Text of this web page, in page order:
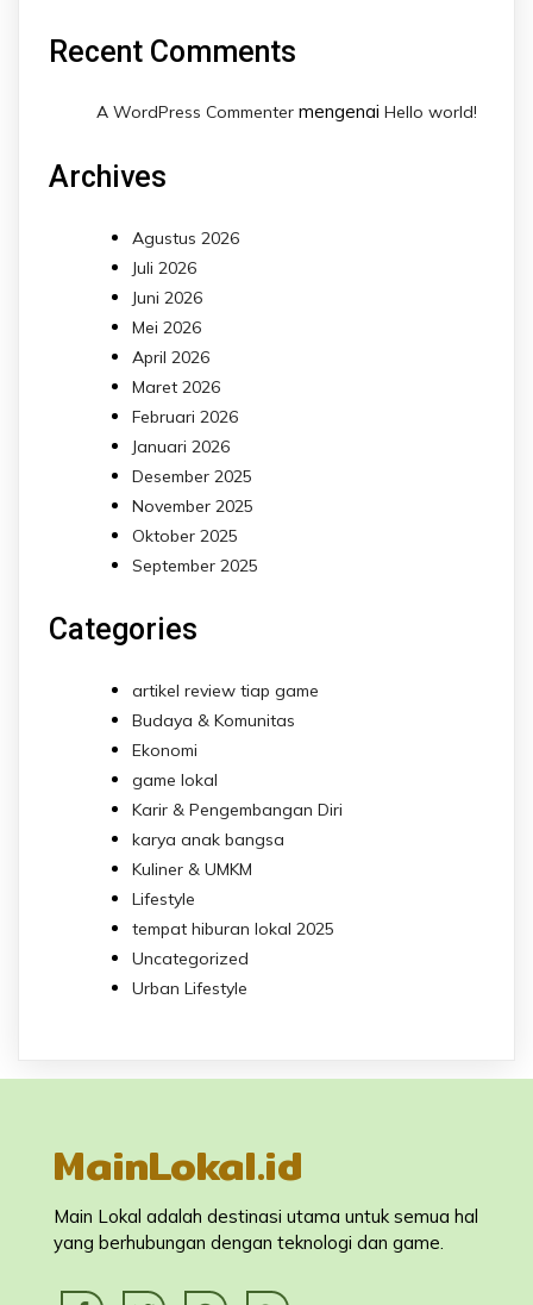
Recent Comments
A WordPress Commenter mengenai Hello world!
Archives
Agustus 2026
Juli 2026
Juni 2026
Mei 2026
April 2026
Maret 2026
Februari 2026
Januari 2026
Desember 2025
November 2025
Oktober 2025
September 2025
Categories
artikel review tiap game
Budaya & Komunitas
Ekonomi
game lokal
Karir & Pengembangan Diri
karya anak bangsa
Kuliner & UMKM
Lifestyle
tempat hiburan lokal 2025
Uncategorized
Urban Lifestyle
MainLokal.id
Main Lokal adalah destinasi utama untuk semua hal
yang berhubungan dengan teknologi dan game.